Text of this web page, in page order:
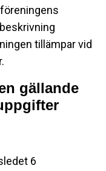
tillämpar vid
gällande
6